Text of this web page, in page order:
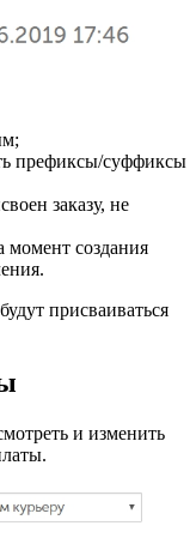
префиксы/суффиксы
заказу, не
момент создания
присваиваться
и изменить